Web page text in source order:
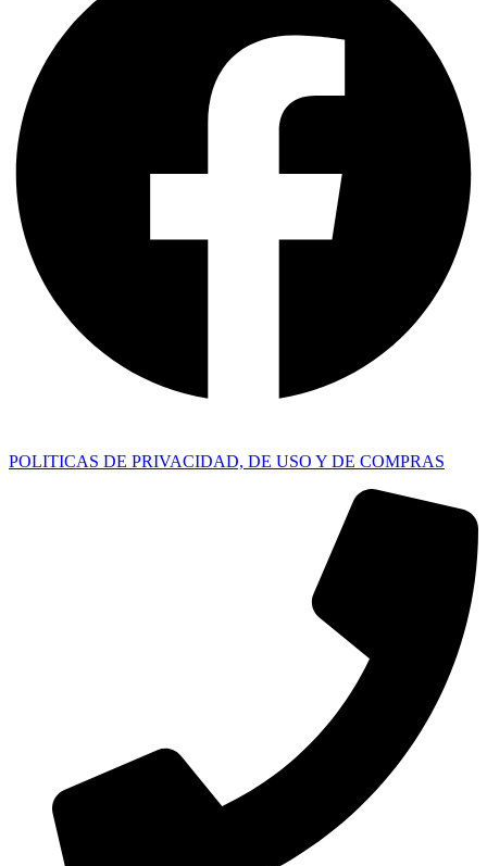
POLITICAS DE PRIVACIDAD, DE USO Y DE COMPRAS